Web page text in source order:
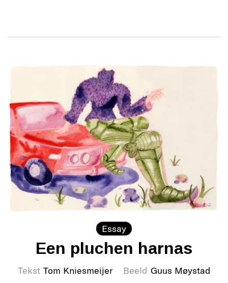
Essay
Een pluchen harnas
Tekst Tom Kniesmeijer Beeld Guus Møystad